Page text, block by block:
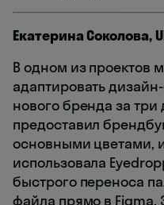
Екатерина Соколова,
В одном из проектов
адаптировать
нового бренда за три
предоставил
основными цветами,
использовала
быстрого переноса
файла прямо в Figma.